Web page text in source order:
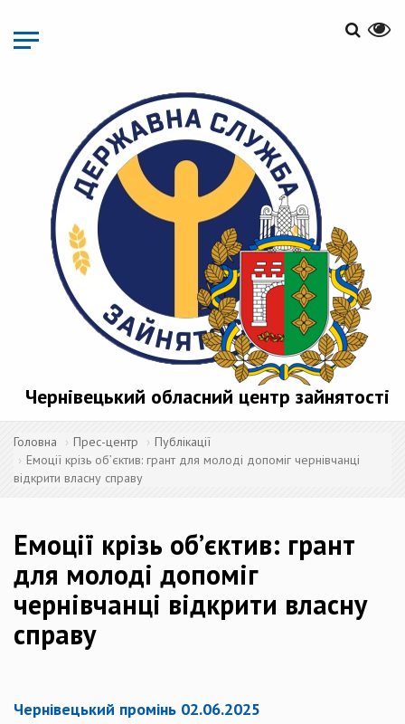
основного
матеріалу
Чернівецький обласний центр зайнятості
Головна Прес-центр
Публікації
Емоції крізь об’єктив: грант для молоді допоміг чернівчанці
відкрити власну справу
Емоції крізь об’єктив: грант
для молоді допоміг
чернівчанці відкрити власну
справу
Чернівецький промінь 02.06.2025